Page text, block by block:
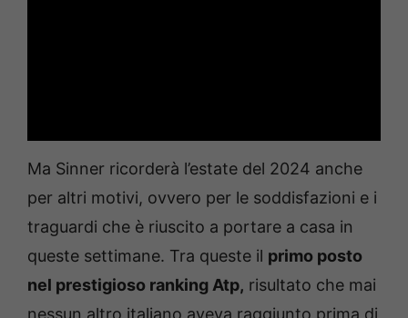
Ma Sinner ricorderà l’estate del 2024 anche
per altri motivi, ovvero per le soddisfazioni e i
traguardi che è riuscito a portare a casa in
queste settimane. Tra queste il primo posto
nel prestigioso ranking Atp, risultato che mai
nessun altro italiano aveva raggiunto prima di